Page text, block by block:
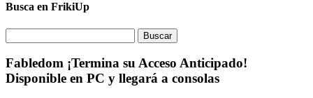
Busca en FrikiUp
Fabledom ¡Termina su Acceso Anticipado!
Disponible en PC y llegará a consolas